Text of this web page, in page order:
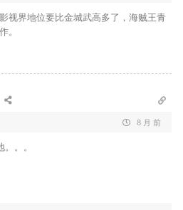
视界地位要比金城武高多了，海贼王青
。
8 月 前
。。